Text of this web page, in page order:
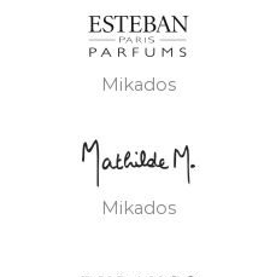
Mikados
Mikados